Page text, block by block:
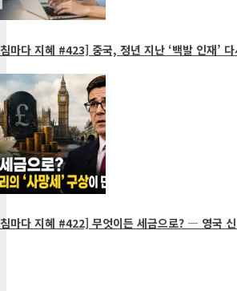
마다 지혜 #423] 중국, 정년 지난 ‘백발 인재’ 다
마다 지혜 #422] 무엇이든 세금으로? ― 영국 신